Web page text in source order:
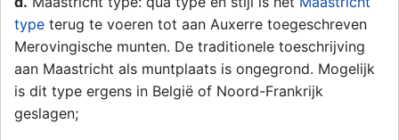
type terug te voeren tot aan Auxerre toegeschreven
Merovingische munten. De traditionele toeschrijving
aan Maastricht als muntplaats is ongegrond. Mogelijk
is dit type ergens in België of Noord-Frankrijk
geslagen;